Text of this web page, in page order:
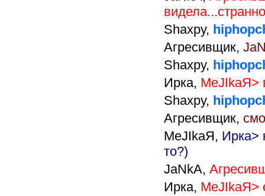
видела...странно
Shaxpy,
Агресивщик,
Shaxpy,
Ирка, MeJIkaЯ>
Shaxpy,
Агресивщик,
MeJIkaЯ, Ирка>
то?)
JaNkA,
Ирка, MeJIkaЯ>